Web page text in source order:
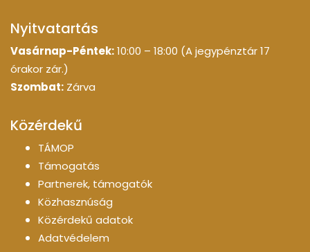
Nyitvatartás
Vasárnap-Péntek:10:00 – 18:00 (A jegypénztár 17
órakor zár.)
Szombat: Zárva
Közérdekű
TÁMOP
Támogatás
Partnerek, támogatók
Közhasznúság
Közérdekű adatok
Adatvédelem